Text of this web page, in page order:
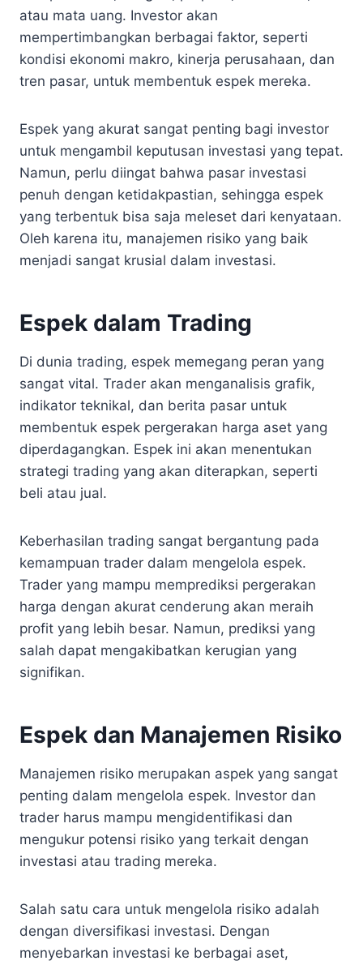
atau mata uang. Investor akan
mempertimbangkan berbagai faktor, seperti
kondisi ekonomi makro, kinerja perusahaan, dan
tren pasar, untuk membentuk espek mereka.
Espek yang akurat sangat penting bagi investor
untuk mengambil keputusan investasi yang tepat.
Namun, perlu diingat bahwa pasar investasi
penuh dengan ketidakpastian, sehingga espek
yang terbentuk bisa saja meleset dari kenyataan.
Oleh karena itu, manajemen risiko yang baik
menjadi sangat krusial dalam investasi.
Espek dalam Trading
Di dunia trading, espek memegang peran yang
sangat vital. Trader akan menganalisis grafik,
indikator teknikal, dan berita pasar untuk
membentuk espek pergerakan harga aset yang
diperdagangkan. Espek ini akan menentukan
strategi trading yang akan diterapkan, seperti
beli atau jual.
Keberhasilan trading sangat bergantung pada
kemampuan trader dalam mengelola espek.
Trader yang mampu memprediksi pergerakan
harga dengan akurat cenderung akan meraih
profit yang lebih besar. Namun, prediksi yang
salah dapat mengakibatkan kerugian yang
signifikan.
Espek dan Manajemen Risiko
Manajemen risiko merupakan aspek yang sangat
penting dalam mengelola espek. Investor dan
trader harus mampu mengidentifikasi dan
mengukur potensi risiko yang terkait dengan
investasi atau trading mereka.
Salah satu cara untuk mengelola risiko adalah
dengan diversifikasi investasi. Dengan
menyebarkan investasi ke berbagai aset,